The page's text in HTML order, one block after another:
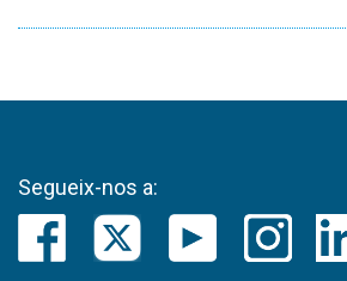
Segueix-nos a: